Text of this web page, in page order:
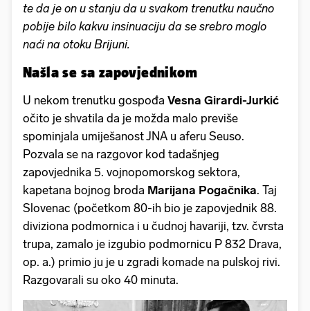
te da je on u stanju da u svakom trenutku naučno
pobije bilo kakvu insinuaciju da se srebro moglo
naći na otoku Brijuni.
Našla se sa zapovjednikom
U nekom trenutku gospođa Vesna Girardi-Jurkić
očito je shvatila da je možda malo previše
spominjala umiješanost JNA u aferu Seuso.
Pozvala se na razgovor kod tadašnjeg
zapovjednika 5. vojnopomorskog sektora,
kapetana bojnog broda Marijana Pogačnika. Taj
Slovenac (početkom 80-ih bio je zapovjednik 88.
diviziona podmornica i u čudnoj havariji, tzv. čvrsta
trupa, zamalo je izgubio podmornicu P 832 Drava,
op. a.) primio ju je u zgradi komade na pulskoj rivi.
Razgovarali su oko 40 minuta.